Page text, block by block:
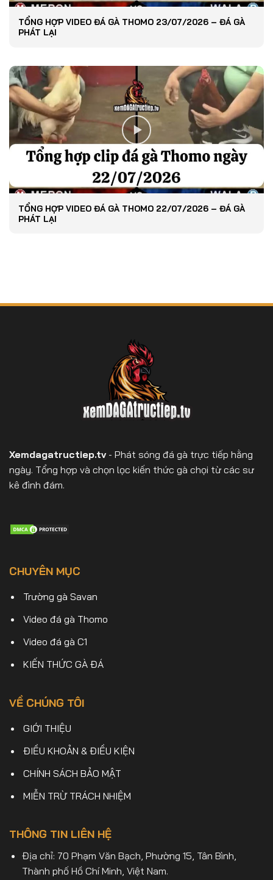
TỔNG HỢP VIDEO ĐÁ GÀ THOMO 23/07/2026 – ĐÁ GÀ
PHÁT LẠI
TỔNG HỢP VIDEO ĐÁ GÀ THOMO 22/07/2026 – ĐÁ GÀ
PHÁT LẠI
Xemdagatructiep.tv- Phát sóng đá gà trực tiếp hằng
ngày. Tổng hợp và chọn lọc kiến thức gà chọi từ các sư
kê đình đám.
CHUYÊN MỤC
Trường gà Savan
Video đá gà Thomo
Video đá gà C1
KIẾN THỨC GÀ ĐÁ
VỀ CHÚNG TÔI
GIỚI THIỆU
ĐIỀU KHOẢN & ĐIỀU KIỆN
CHÍNH SÁCH BẢO MẬT
MIỄN TRỪ TRÁCH NHIỆM
THÔNG TIN LIÊN HỆ
Địa chỉ: 70 Phạm Văn Bạch, Phường 15, Tân Bình,
Thành phố Hồ Chí Minh, Việt Nam.